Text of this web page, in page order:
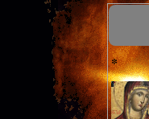
*